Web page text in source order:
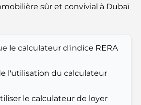
au cœur de la ville
meilleurs petits-déjeuners de
sûr et convivial à Dubaï
le calculateur d'indice RERA
l'utilisation du calculateur
le calculateur de loyer